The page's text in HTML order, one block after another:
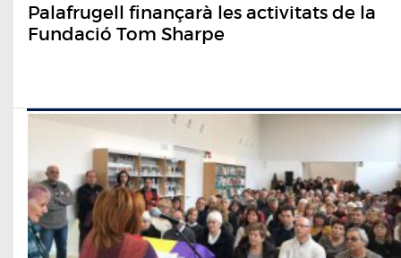
Palafrugell finançarà les activitats de la
Fundació Tom Sharpe